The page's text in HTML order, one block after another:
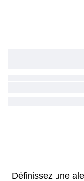
Définissez une